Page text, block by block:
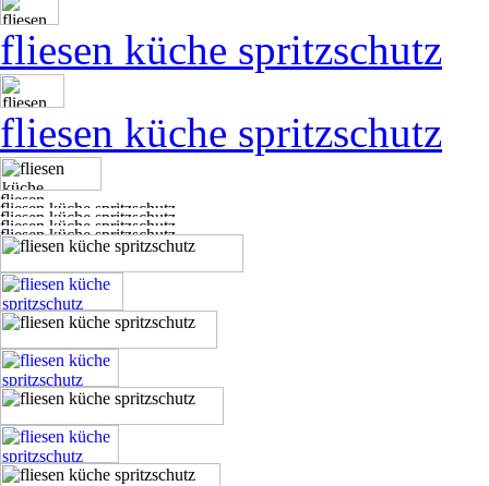
fliesen küche spritzschutz
fliesen küche spritzschutz